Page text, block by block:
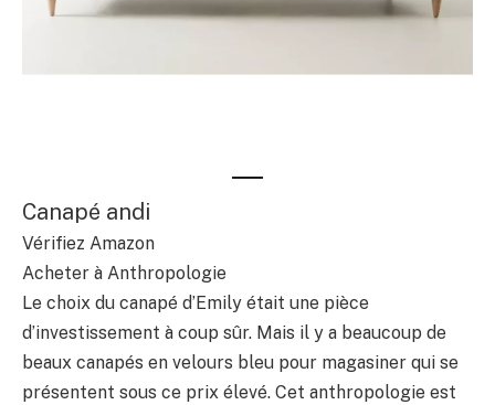
Canapé andi
Vérifiez Amazon
Acheter à Anthropologie
Le choix du canapé d’Emily était une pièce
d’investissement à coup sûr. Mais il y a beaucoup de
beaux canapés en velours bleu pour magasiner qui se
présentent sous ce prix élevé. Cet anthropologie est